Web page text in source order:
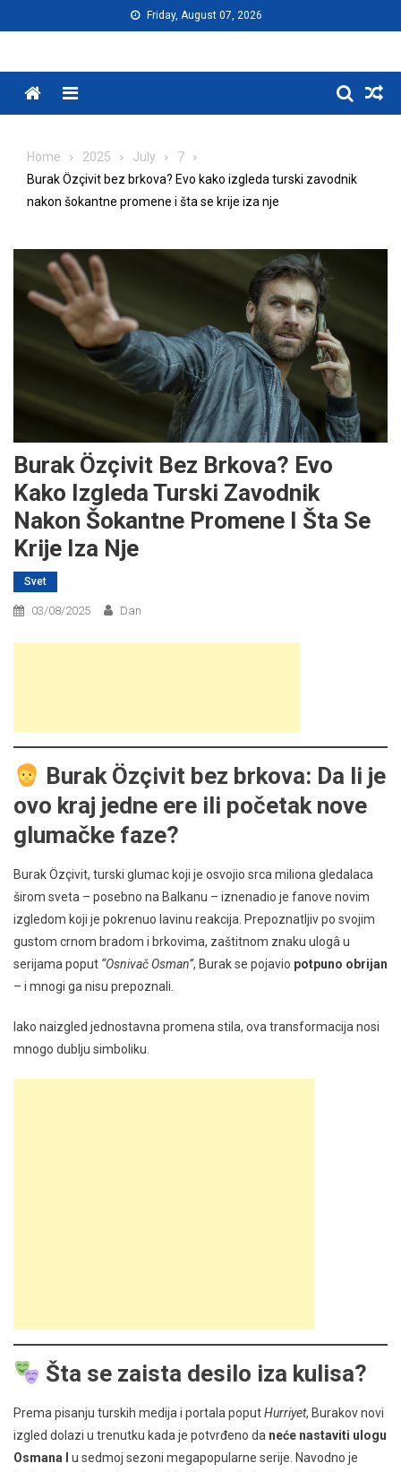
to
Friday, August 07, 2026
Menu
Home 2025 July
7
Burak Özçivit bez brkova? Evo kako izgleda turski zavodnik
nakon šokantne promene i šta se krije iza nje
Burak Özçivit Bez Brkova? Evo
Kako Izgleda Turski Zavodnik
Nakon Šokantne Promene I Šta Se
Krije Iza Nje
Svet
03/08/2025 Dan
Burak Özçivit bez brkova: Da li je
ovo kraj jedne ere ili početak nove
glumačke faze?
Burak Özçivit, turski glumac koji je osvojio srca miliona gledalaca
širom sveta – posebno na Balkanu – iznenadio je fanove novim
izgledom koji je pokrenuo lavinu reakcija. Prepoznatljiv po svojim
gustom crnom bradom i brkovima, zaštitnom znaku ulogâ u
serijama poput “Osnivač Osman”, Burak se pojavio potpuno obrijan
– i mnogi ga nisu prepoznali.
Iako naizgled jednostavna promena stila, ova transformacija nosi
mnogo dublju simboliku.
Šta se zaista desilo iza kulisa?
Prema pisanju turskih medija i portala poputHurriyet, Burakov novi
izgled dolazi u trenutku kada je potvrđeno da neće nastaviti ulogu
Osmana I
u sedmoj sezoni megapopularne serije. Navodno je